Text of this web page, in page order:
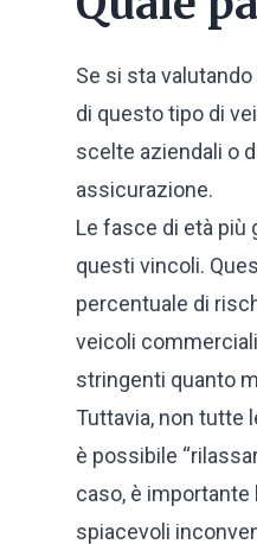
Se si sta
di questo tipo di
scelte aziendali o
assicurazione.
Le fasce di età più
questi vincoli.
percentuale di
veicoli
stringenti quanto
Tuttavia, non tutte
è possibile
caso, è
spiacevoli